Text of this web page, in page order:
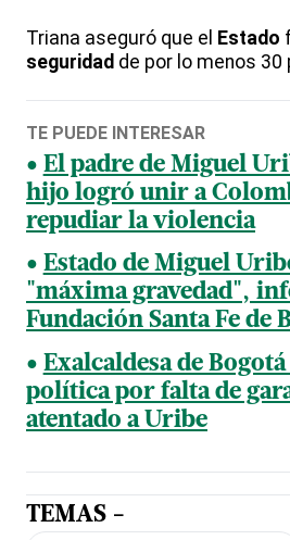
Triana aseguró que el Estado
seguridad de por lo menos
TE PUEDE INTERESAR
El padre de Miguel
hijo logró unir a
repudiar la violencia
Estado de Miguel
"máxima gravedad",
Fundación Santa Fe de
Exalcaldesa de
política por falta de
atentado a Uribe
TEMAS -